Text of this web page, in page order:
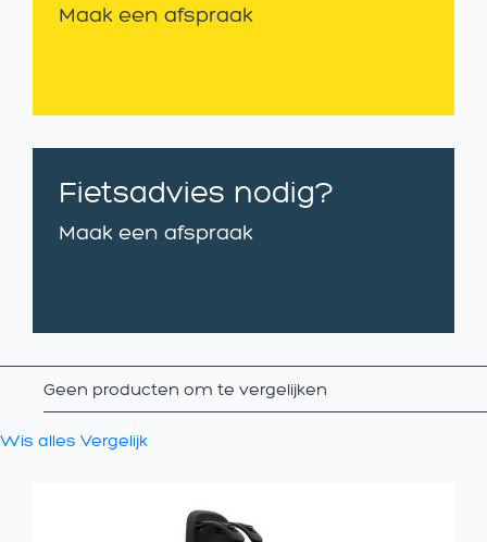
Maak een afspraak
Fietsadvies nodig?
Maak een afspraak
Geen producten om te vergelijken
Wis alles Vergelijk